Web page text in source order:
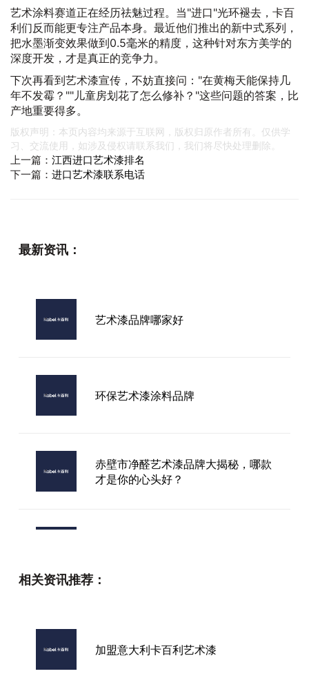
艺术涂料赛道正在经历祛魅过程。当"进口"光环褪去，卡百
利们反而能更专注产品本身。最近他们推出的新中式系列，
把水墨渐变效果做到0.5毫米的精度，这种针对东方美学的
深度开发，才是真正的竞争力。
下次再看到艺术漆宣传，不妨直接问："在黄梅天能保持几
年不发霉？""儿童房划花了怎么修补？"这些问题的答案，比
产地重要得多。
版权声明：本页内容均来源于互联网，版权归原作者所有。仅供学
习、交流使用，如涉及侵权请联系我们，我们将尽快处理删除。
上一篇： 江西进口艺术漆排名
下一篇： 进口艺术漆联系电话
最新资讯：
艺术漆品牌哪家好
环保艺术漆涂料品牌
赤壁市净醛艺术漆品牌大揭秘，哪款
才是你的心头好？
相关资讯推荐：
加盟意大利卡百利艺术漆